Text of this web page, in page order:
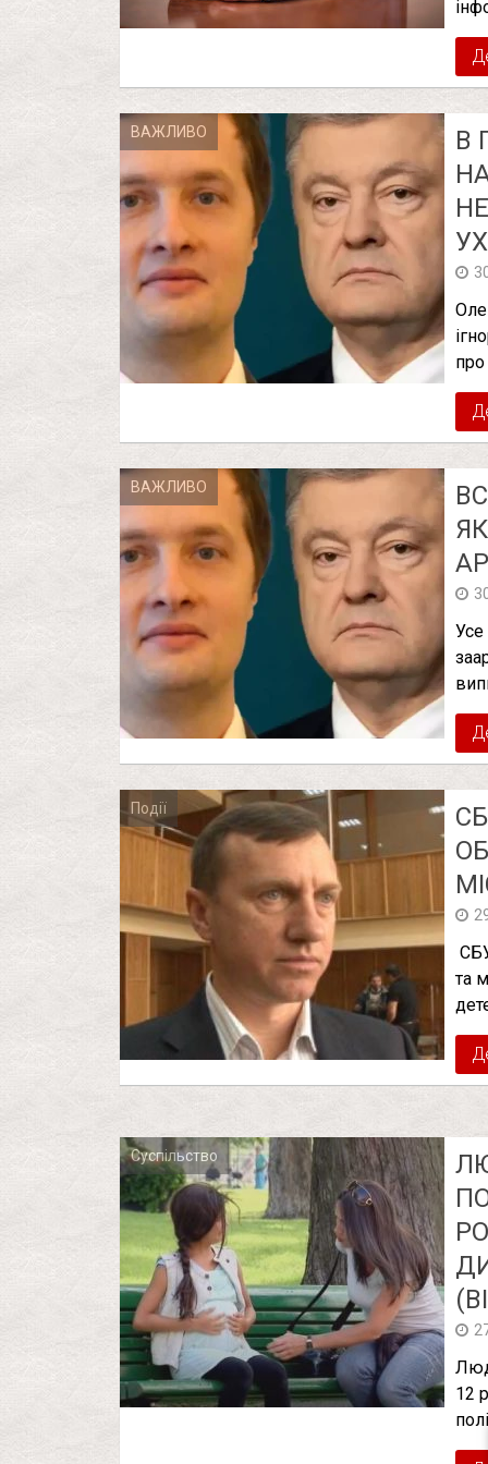
ВАЖЛИВО
В
про
ВАЖЛИВО
Події
та
Суспільство
12